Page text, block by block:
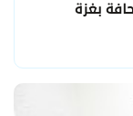
بغزة